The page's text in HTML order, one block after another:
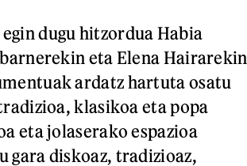
dugu hitzordua Habia
eta Elena
ardatz hartuta osatu
klasikoa eta popa
eta jolaserako espazioa
diskoaz, tradizioaz,